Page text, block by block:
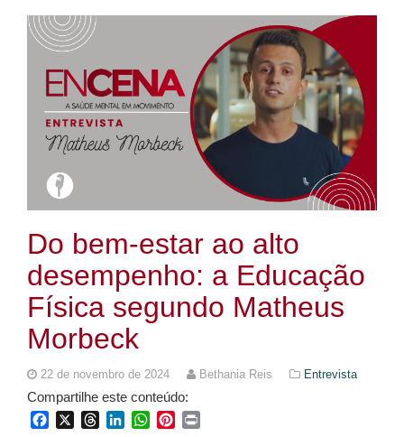
Do bem-estar ao alto
desempenho: a Educação
Física segundo Matheus
Morbeck
22 de novembro de 2024 Bethania Reis Entrevista
Compartilhe este conteúdo:
FacebookThreadsLinkedInWhatsApp
Pinterest